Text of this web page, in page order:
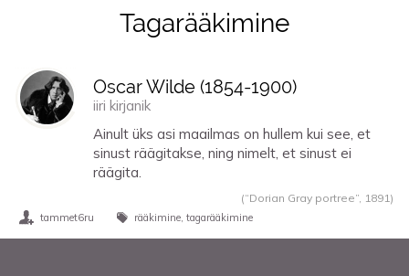
Tsitaadid teemaltagarääkimine
Tagarääkimine
Oscar Wilde (1854-1900)
iiri kirjanik
Ainult üks asi maailmas on hullem kui see, et
sinust räägitakse, ning nimelt, et sinust ei
räägita.
(“Dorian Gray portree”, 1891 )
tammet6ru rääkimine tagarääkimine